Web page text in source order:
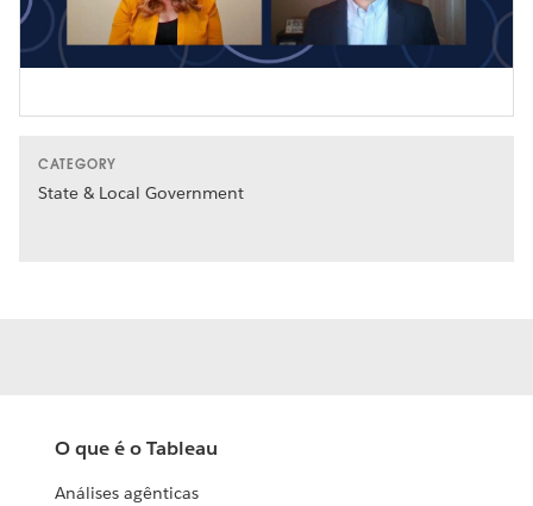
Video
CATEGORY
State & Local Government
O que é o Tableau
Análises agênticas